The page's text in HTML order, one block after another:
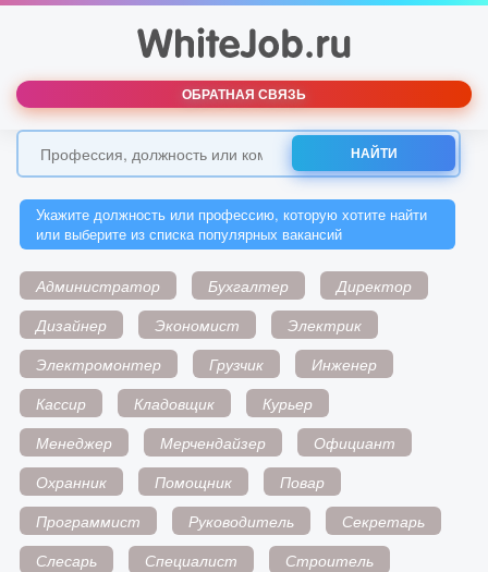
ОБРАТНАЯ СВЯЗЬ
НАЙТИ
Укажите должность или профессию, которую хотите найти
или выберите из списка популярных вакансий
Администратор Бухгалтер
Директор
Дизайнер
Экономист
Электрик
Электромонтер
Грузчик
Инженер
Кассир
Кладовщик
Курьер
Менеджер
Мерчендайзер
Официант
Охранник
Помощник
Повар
Программист
Руководитель
Секретарь
Слесарь
Специалист
Строитель